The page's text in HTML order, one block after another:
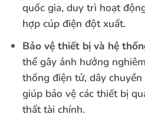
quốc gia, duy trì hoạt
hợp cúp điện đột xuất.
Bảo vệ thiết bị và hệ
thể gây ảnh hưởng
thống điện tử, dây
giúp bảo vệ các thiết bị
thất tài chính.